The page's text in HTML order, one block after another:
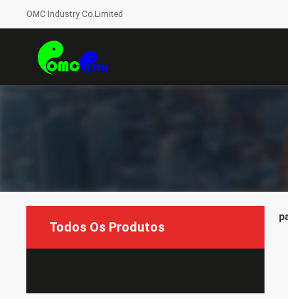
OMC Industry Co.Limited
Todos Os Produtos